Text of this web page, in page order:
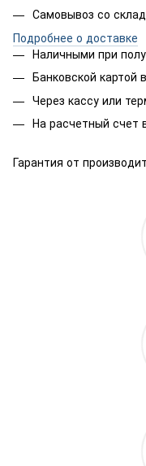
Самовывоз со
Подробнее о доставке
Наличными при
Банковской картой
Через кассу или
На расчетный счет
Гарантия от